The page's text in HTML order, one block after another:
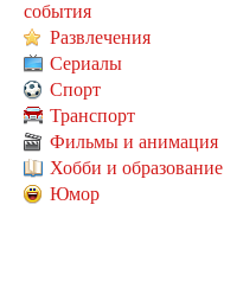
события
Развлечения
Сериалы
Спорт
Транспорт
Фильмы и анимация
Хобби и образование
Юмор